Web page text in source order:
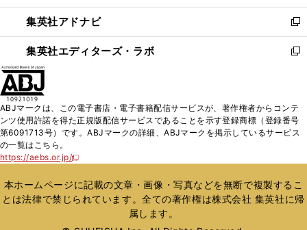
開
く
ウ
で
開
く
ン
ド
ウ
で
ウ
ィ
ン
ド
く
集英社アドナビ
新
し
い
ド
ウ
で
集英社エディターズ・ラボ
新
ィ
ン
ド
開
く
ABJマークは、この電子書店・電子書籍配信サービスが、著作権者からコンテ
ンツ使用許諾を得た正規版配信サービスであることを示す登録商標（登録番号
第6091713号）です。ABJマークの詳細、ABJマークを掲示しているサービス
の一覧はこちら。
https://aebs.or.jp/
新
い
ウ
ィ
本ホームページに記載の文章・画像・写真などを無断で複製するこ
とは法律で禁じられています。全ての著作権は株式会社 集英社に帰
属します。